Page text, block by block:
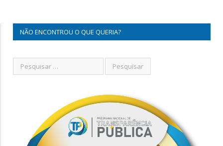
NÃO ENCONTROU O QUE QUERIA?